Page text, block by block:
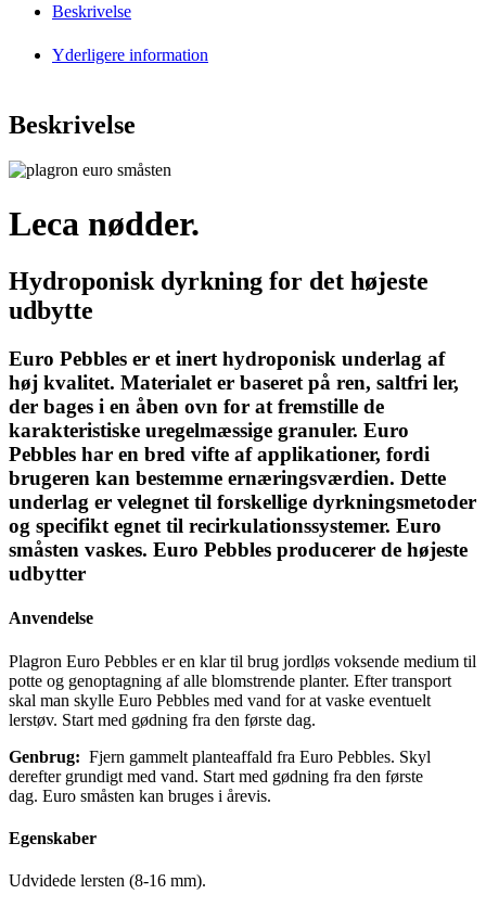
Beskrivelse
Yderligere information
Beskrivelse
Leca nødder.
Hydroponisk dyrkning for det højeste
udbytte
Euro Pebbles er et inert hydroponisk underlag af
høj kvalitet. Materialet er baseret på ren, saltfri ler,
der bages i en åben ovn for at fremstille de
karakteristiske uregelmæssige granuler. Euro
Pebbles har en bred vifte af applikationer, fordi
brugeren kan bestemme ernæringsværdien. Dette
underlag er velegnet til forskellige dyrkningsmetoder
og specifikt egnet til recirkulationssystemer. Euro
småsten vaskes. Euro Pebbles producerer de højeste
udbytter
Anvendelse
Plagron Euro Pebbles er en klar til brug jordløs voksende medium til
potte og genoptagning af alle blomstrende planter. Efter transport
skal man skylle Euro Pebbles med vand for at vaske eventuelt
lerstøv. Start med gødning fra den første dag.
Genbrug: Fjern gammelt planteaffald fra Euro Pebbles. Skyl
derefter grundigt med vand. Start med gødning fra den første
dag. Euro småsten kan bruges i årevis.
Egenskaber
Udvidede lersten (8-16 mm).